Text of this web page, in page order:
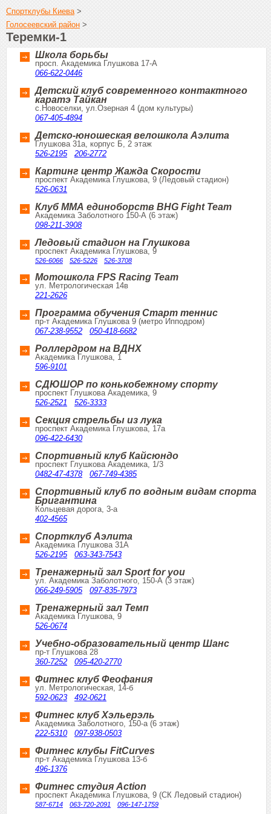
Спортклубы Киева>
Голосеевский район >
Теремки-1
Школа борьбы
просп. Академика Глушкова 17-А
066-622-0446
Детский клуб современного контактного
каратэ Тайкан
с.Новоселки, ул.Озерная 4 (дом культуры)
067-405-4894
Детско-юношеская велошкола Аэлита
Глушкова 31а, корпус Б, 2 этаж
526-2195
206-2772
Картинг центр Жажда Скорости
проспект Академика Глушкова, 9 (Ледовый стадион)
526-0631
Клуб ММА единоборств BHG Fight Team
Академика Заболотного 150-А (6 этаж)
098-211-3908
Ледовый стадион на Глушкова
проспект Академика Глушкова, 9
526-6066 526-5226 526-3708
Мотошкола FPS Racing Team
ул. Метрологическая 14в
221-2626
Программа обучения Старт теннис
пр-т Академика Глушкова 9 (метро Ипподром)
067-238-9552
050-418-6682
Роллердром на ВДНХ
Академика Глушкова, 1
596-9101
СДЮШОР по конькобежному спорту
проспект Глушкова Академика, 9
526-2521
526-3333
Секция стрельбы из лука
проспект Академика Глушкова, 17а
096-422-6430
Спортивный клуб Кайсюндо
проспект Глушкова Академика, 1/3
0482-47-4378
067-749-4385
Спортивный клуб по водным видам спорта
Бригантина
Кольцевая дорога, 3-а
402-4565
Спортклуб Аэлита
Академика Глушкова 31А
526-2195
063-343-7543
Тренажерный зал Sport for you
ул. Академика Заболотного, 150-А (3 этаж)
066-249-5905
097-835-7973
Тренажерный зал Темп
Академика Глушкова, 9
526-0674
Учебно-образовательный центр Шанс
пр-т Глушкова 28
360-7252
095-420-2770
Фитнес клуб Феофания
ул. Метрологическая, 14-б
592-0623
492-0621
Фитнес клуб Хэльерэль
Академика Заболотного, 150-а (6 этаж)
222-5310
097-938-0503
Фитнес клубы FitCurves
пр-т Академика Глушкова 13-б
496-1376
Фитнес студия Action
проспект Академика Глушкова, 9 (СК Ледовый стадион)
587-6714 063-720-2091 096-147-1759